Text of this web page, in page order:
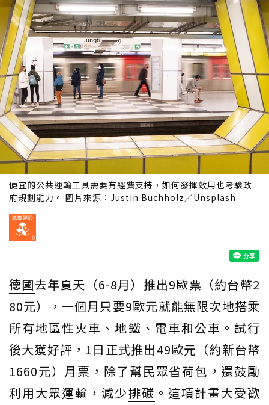
便宜的公共運輸工具需要有經費支持，如何發揮效用也考驗政
府規劃能力。 圖片來源：Justin Buchholz／Unsplash
德國去年夏天（6-8月）推出9歐票（約台幣2
80元），一個月只要9歐元就能無限次地搭乘
所有地區性火車、地鐵、電車和公車。試行
後大獲好評，1日正式推出49歐元（約新台幣
1660元）月票，除了幫民眾省荷包，還鼓勵
利用大眾運輸，減少排碳 。這項計畫大受歡